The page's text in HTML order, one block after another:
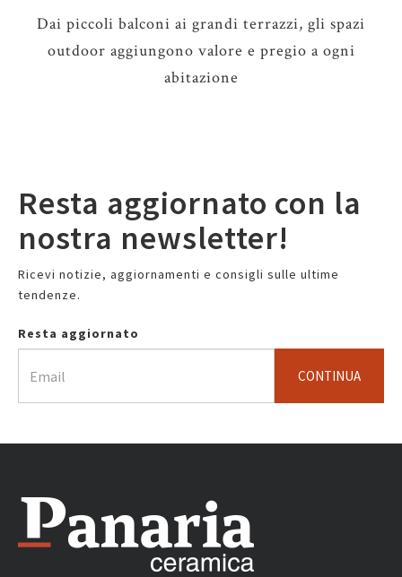
Dai piccoli balconi ai grandi terrazzi, gli spazi
outdoor aggiungono valore e pregio a ogni
abitazione
Resta aggiornato con la
nostra newsletter!
Ricevi notizie, aggiornamenti e consigli sulle ultime
tendenze.
Resta aggiornato
CONTINUA